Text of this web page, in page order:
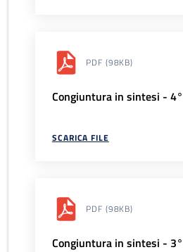
PDF (98KB)
Congiuntura in sintesi -
SCARICA FILE
PDF (98KB)
Congiuntura in sintesi -